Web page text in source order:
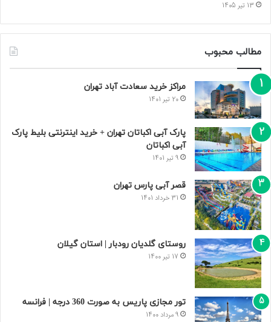
13 تیر 1405
مطالب محبوب
مراکز خرید سعادت‌ آباد تهران
20 تیر 1401
پارک آبی اکباتان تهران + خرید اینترنتی بلیط پارک
آبی اکباتان
9 تیر 1401
قصر آبی پارس تهران
31 خرداد 1401
روستای گلدیان رودبار | استان گیلان
17 تیر 1400
تور مجازی پاریس به صورت 360 درجه | فرانسه
9 مرداد 1400